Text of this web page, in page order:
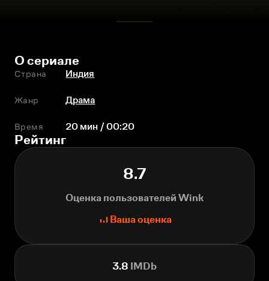
О сериале
Страна Индия
Жанр Драма
Время 20 мин / 00:20
Рейтинг
8.7
Оценка пользователей Wink
Ваша оценка
3.8 IMDb